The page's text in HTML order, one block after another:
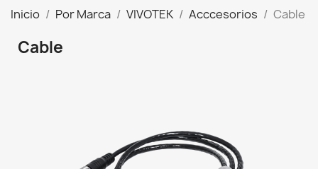
Inicio Por Marca VIVOTEK Acccesorios Cable
Cable